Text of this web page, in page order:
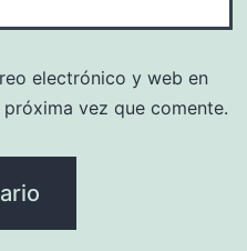
electrónico y web en
vez que comente.